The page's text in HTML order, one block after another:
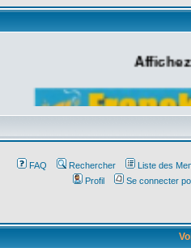
FAQ Rechercher
Liste des
Profil
Se connecter